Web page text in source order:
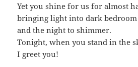
Yet you shine for us for almost
bringing light into dark
and the night to shimmer.
Tonight, when you stand in the
I greet you!